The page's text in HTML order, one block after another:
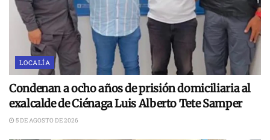
LOCALÍA
Condenan a ocho años de prisión domiciliaria al
exalcalde de Ciénaga Luis Alberto Tete Samper
5 DE AGOSTO DE 2026